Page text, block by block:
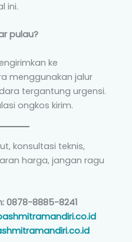
ini.
pulau?
ke
menggunakan jalur
tergantung urgensi.
ongkos kirim.
konsultasi teknis,
harga, jangan ragu
0878-8885-8241